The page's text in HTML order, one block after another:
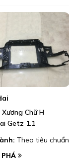
Chữ H
Getz 1.1
Theo tiêu chuẩn
PHÁ